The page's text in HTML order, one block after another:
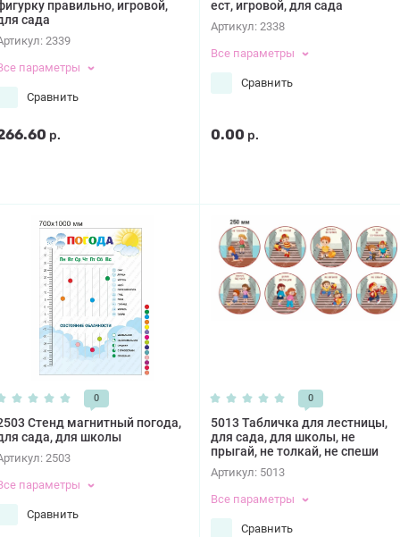
правильно, игровой,
сада
2339
параметры
Сравнить
р.
ест, игровой, для сада
Артикул: 2338
Все параметры
Сравнить
0.00 р.
0
Стенд магнитный погода,
сада, для школы
2503
параметры
Сравнить
0
5013 Табличка для лестницы,
для сада, для школы, не
прыгай, не толкай, не спеши
Артикул: 5013
Все параметры
Сравнить